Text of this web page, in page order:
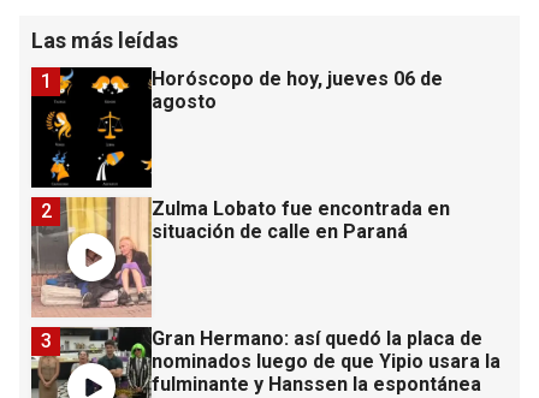
Las más leídas
Horóscopo de hoy, jueves 06 de
agosto
1
Zulma Lobato fue encontrada en
situación de calle en Paraná
2
Gran Hermano: así quedó la placa de
nominados luego de que Yipio usara la
fulminante y Hanssen la espontánea
3